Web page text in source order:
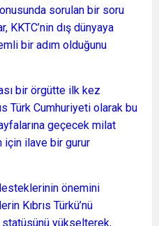
sorulan bir soru
KKTC’nin dış dünyaya
bir adım olduğunu
bir örgütte ilk kez
Türk Cumhuriyeti olarak bu
geçecek milat
için ilave bir gurur
önemini
Kıbrıs Türkü’nü
statüsünü yükselterek,